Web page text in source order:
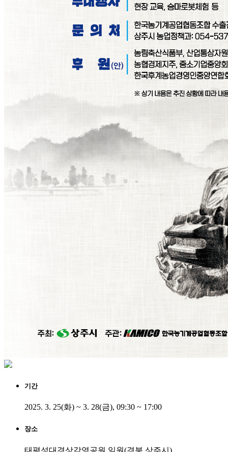
기간
2025. 3. 25(화) ~ 3. 28(금), 09:30 ~ 17:00
장소
태평성대경상감영공원 일원(경북 상주시)